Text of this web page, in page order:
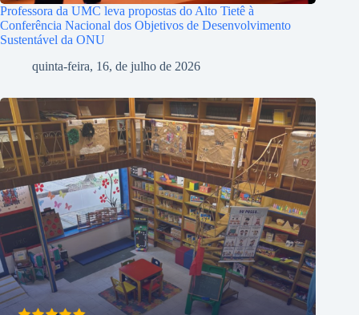
Professora da UMC leva propostas do Alto Tietê à
Conferência Nacional dos Objetivos de Desenvolvimento
Sustentável da ONU
quinta-feira, 16, de julho de 2026